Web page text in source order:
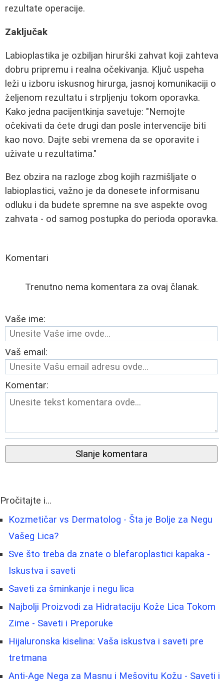
rezultate operacije.
Zaključak
Labioplastika je ozbiljan hirurški zahvat koji zahteva
dobru pripremu i realna očekivanja. Ključ uspeha
leži u izboru iskusnog hirurga, jasnoj komunikaciji o
željenom rezultatu i strpljenju tokom oporavka.
Kako jedna pacijentkinja savetuje: "Nemojte
očekivati da ćete drugi dan posle intervencije biti
kao novo. Dajte sebi vremena da se oporavite i
uživate u rezultatima."
Bez obzira na razloge zbog kojih razmišljate o
labioplastici, važno je da donesete informisanu
odluku i da budete spremne na sve aspekte ovog
zahvata - od samog postupka do perioda oporavka.
Komentari
Trenutno nema komentara za ovaj članak.
Vaše ime:
Vaš email:
Komentar:
Slanje komentara
Pročitajte i...
Kozmetičar vs Dermatolog - Šta je Bolje za Negu
Vašeg Lica?
Sve što treba da znate o blefaroplastici kapaka -
Iskustva i saveti
Saveti za šminkanje i negu lica
Najbolji Proizvodi za Hidrataciju Kože Lica Tokom
Zime - Saveti i Preporuke
Hijaluronska kiselina: Vaša iskustva i saveti pre
tretmana
Anti-Age Nega za Masnu i Mešovitu Kožu - Saveti i